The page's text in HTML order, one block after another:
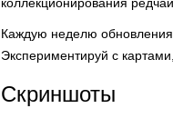
Каждую неделю
Экспериментируй с
Скриншоты